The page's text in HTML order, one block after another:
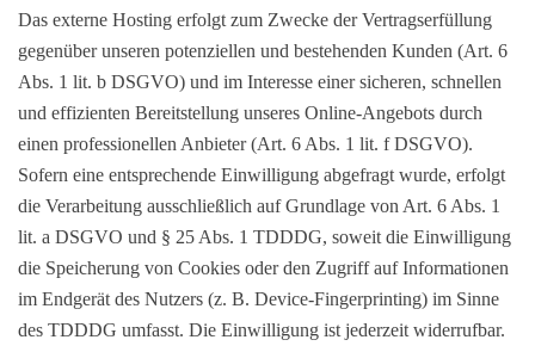
Das externe Hosting erfolgt zum Zwecke der Vertragserfüllung
gegenüber unseren potenziellen und bestehenden Kunden (Art. 6
Abs. 1 lit. b DSGVO) und im Interesse einer sicheren, schnellen
und effizienten Bereitstellung unseres Online-Angebots durch
einen professionellen Anbieter (Art. 6 Abs. 1 lit. f DSGVO).
Sofern eine entsprechende Einwilligung abgefragt wurde, erfolgt
die Verarbeitung ausschließlich auf Grundlage von Art. 6 Abs. 1
lit. a DSGVO und § 25 Abs. 1 TDDDG, soweit die Einwilligung
die Speicherung von Cookies oder den Zugriff auf Informationen
im Endgerät des Nutzers (z. B. Device-Fingerprinting) im Sinne
des TDDDG umfasst. Die Einwilligung ist jederzeit widerrufbar.